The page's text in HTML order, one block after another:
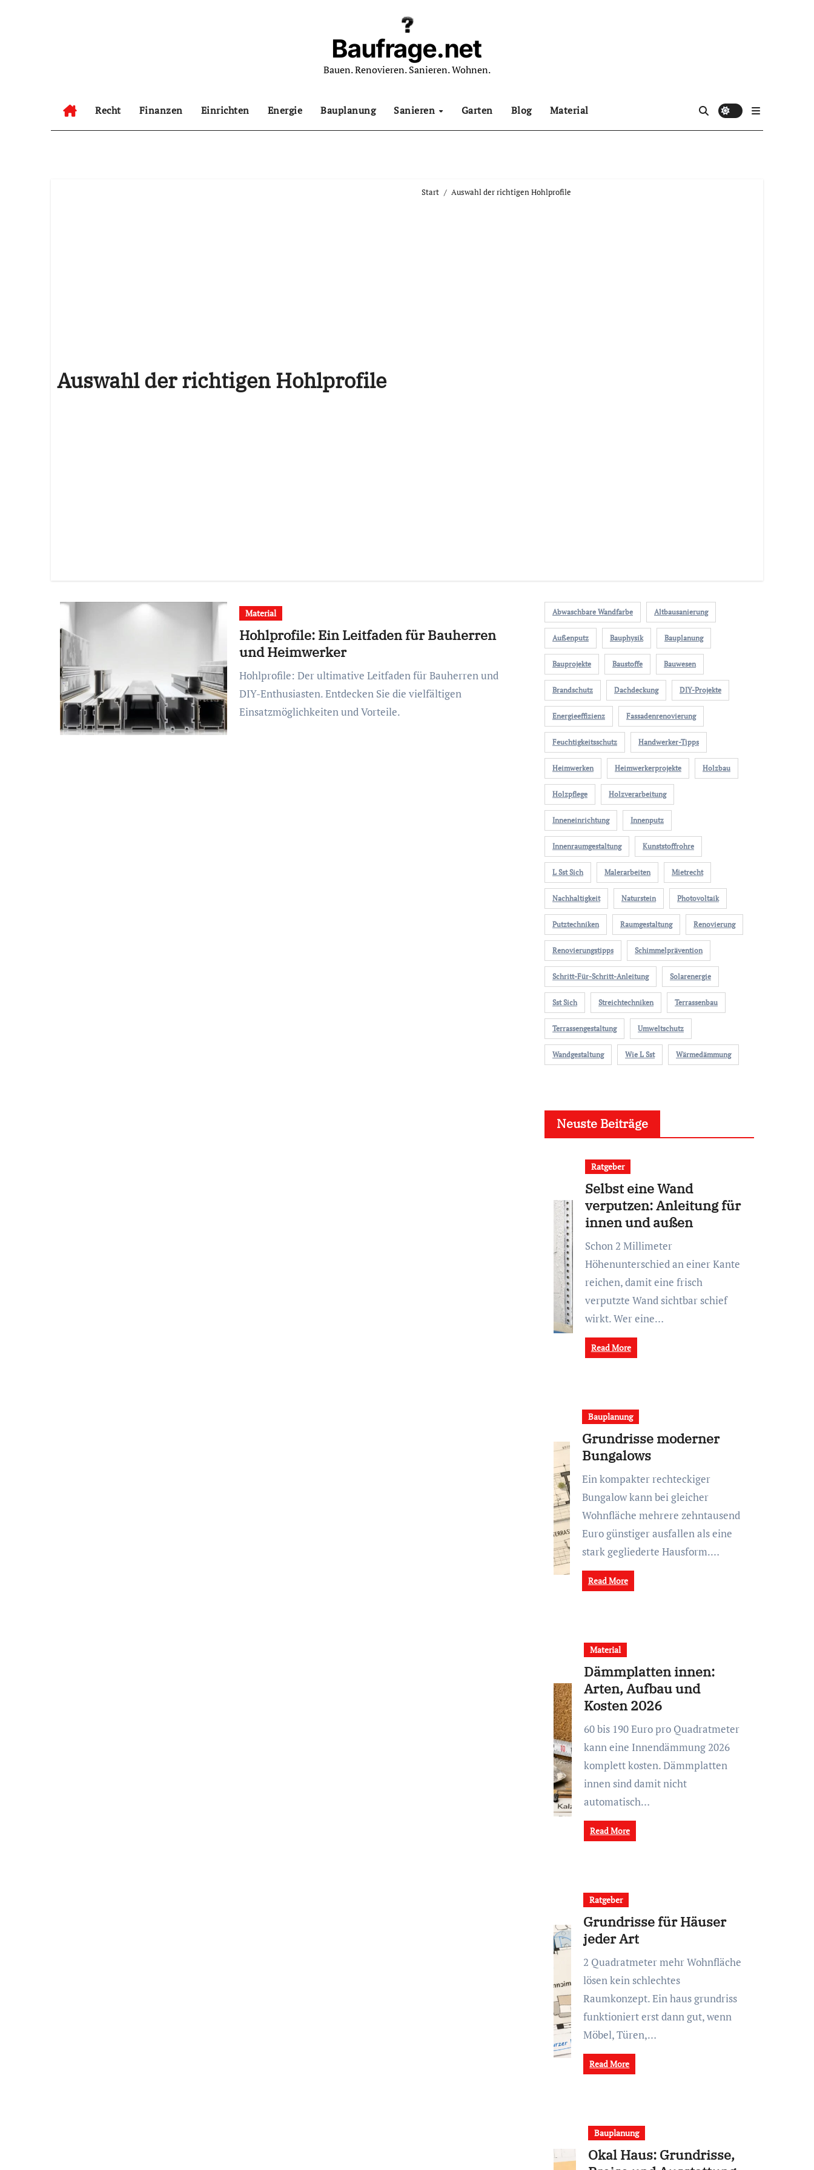
Baufrage.net
Bauen. Renovieren. Sanieren. Wohnen.
Recht Finanzen Einrichten Energie Bauplanung Sanieren Garten Blog Material
Auswahl der richtigen Hohlprofile
Start Auswahl der richtigen Hohlprofile
Material
Hohlprofile: Ein Leitfaden für Bauherren
und Heimwerker
Hohlprofile: Der ultimative Leitfaden für Bauherren und
DIY-Enthusiasten. Entdecken Sie die vielfältigen
Einsatzmöglichkeiten und Vorteile.
Abwaschbare Wandfarbe Altbausanierung
Außenputz Bauphysik Bauplanung
Bauprojekte Baustoffe Bauwesen
Brandschutz Dachdeckung DIY-Projekte
Energieeffizienz Fassadenrenovierung
Feuchtigkeitsschutz Handwerker-Tipps
Heimwerken Heimwerkerprojekte Holzbau
Holzpflege Holzverarbeitung
Inneneinrichtung Innenputz
Innenraumgestaltung Kunststoffrohre
L Sst Sich Malerarbeiten Mietrecht
Nachhaltigkeit Naturstein Photovoltaik
Putztechniken Raumgestaltung Renovierung
Renovierungstipps Schimmelprävention
Schritt-Für-Schritt-Anleitung Solarenergie
Sst Sich Streichtechniken Terrassenbau
Terrassengestaltung Umweltschutz
Wandgestaltung Wie L Sst Wärmedämmung
Neuste Beiträge
Ratgeber
Selbst eine Wand
verputzen: Anleitung für
innen und außen
Schon 2 Millimeter
Höhenunterschied an einer Kante
reichen, damit eine frisch
verputzte Wand sichtbar schief
wirkt. Wer eine…
Read More
Bauplanung
Grundrisse moderner
Bungalows
Ein kompakter rechteckiger
Bungalow kann bei gleicher
Wohnfläche mehrere zehntausend
Euro günstiger ausfallen als eine
stark gegliederte Hausform.…
Read More
Material
Dämmplatten innen:
Arten, Aufbau und
Kosten 2026
60 bis 190 Euro pro Quadratmeter
kann eine Innendämmung 2026
komplett kosten. Dämmplatten
innen sind damit nicht
automatisch…
Read More
Ratgeber
Grundrisse für Häuser
jeder Art
2 Quadratmeter mehr Wohnfläche
lösen kein schlechtes
Raumkonzept. Ein haus grundriss
funktioniert erst dann gut, wenn
Möbel, Türen,…
Read More
Bauplanung
Okal Haus: Grundrisse,